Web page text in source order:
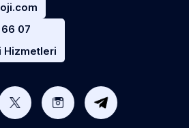
07
Hizmetleri